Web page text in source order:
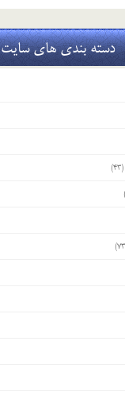
دسته بندی های سایت
(43)